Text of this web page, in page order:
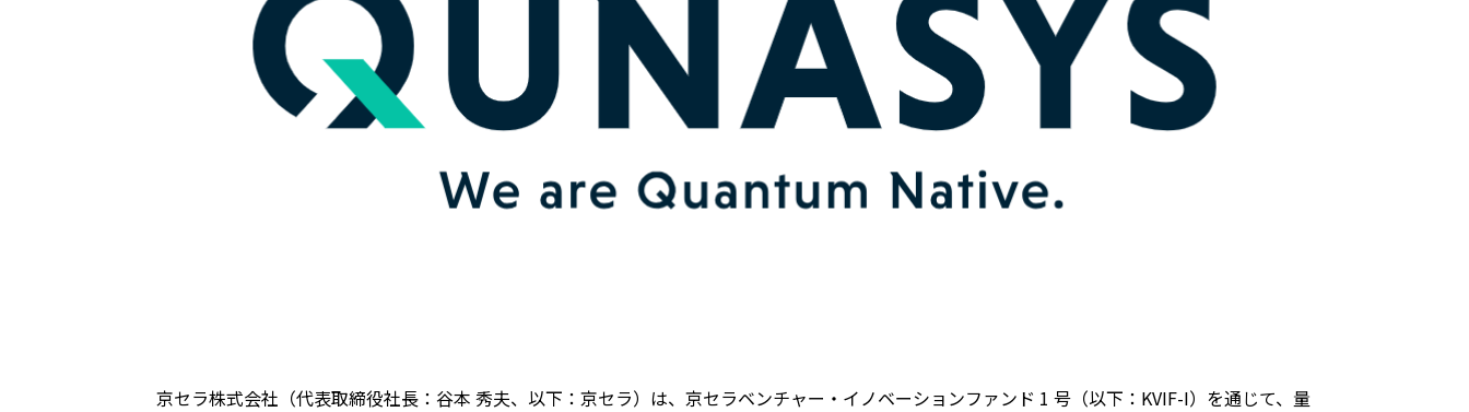
京セラ株式会社（代表取締役社長：谷本 秀夫、以下：京セラ）は、京セラベンチャー・イノベーションファンド 1 号（以下：KVIF-I）を通じて、量